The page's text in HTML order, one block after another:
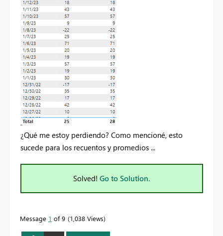
¿Qué me estoy perdiendo? Como mencioné, esto
sucede para los recuentos y promedios ...
Solved! Go to Solution.
Message 1 of 9 1,038 Views